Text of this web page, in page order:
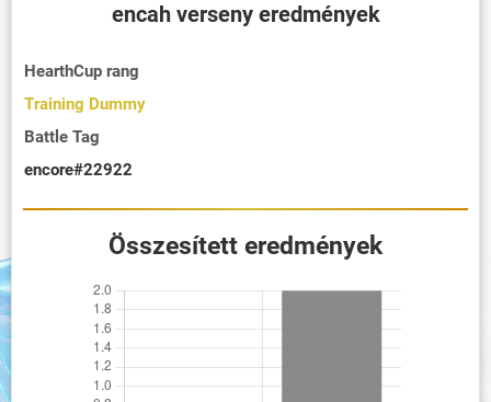
encahverseny eredmények
HearthCup rang
Training Dummy
Battle Tag
encore#22922
Összesített eredmények